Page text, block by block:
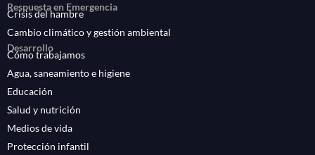
Respuesta en Emergencia
Crisis del hambre
Cambio climático y gestión ambiental
Desarrollo
Cómo trabajamos
Agua, saneamiento e higiene
Educación
Salud y nutrición
Medios de vida
Protección infantil